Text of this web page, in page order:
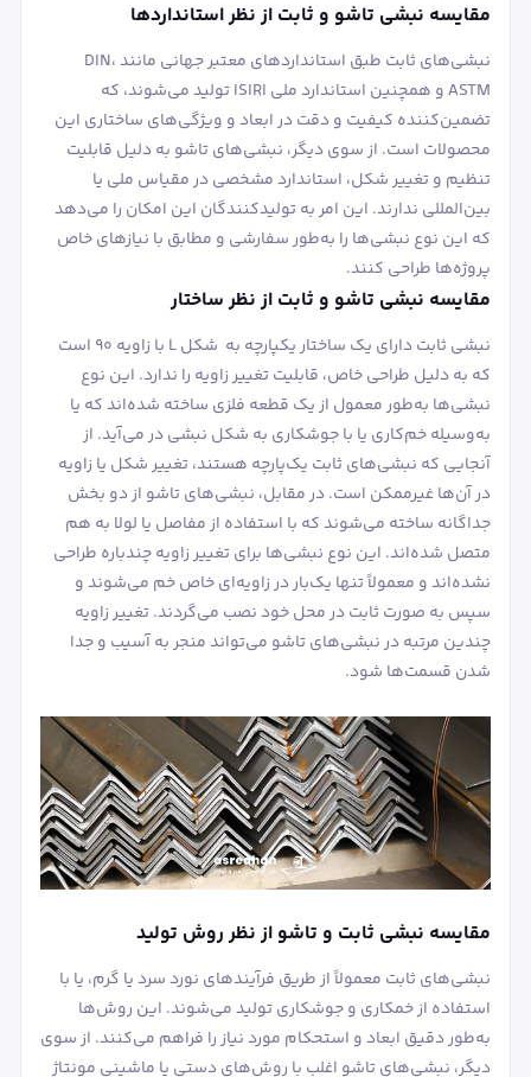
مقایسه نبشی تاشو و ثابت از نظر استانداردها
نبشی‌های ثابت طبق استانداردهای معتبر جهانی مانند DIN،
ASTM و همچنین استاندارد ملی ISIRI تولید می‌شوند، که
تضمین‌کننده کیفیت و دقت در ابعاد و ویژگی‌های ساختاری این
محصولات است. از سوی دیگر، نبشی‌های تاشو به دلیل قابلیت
تنظیم و تغییر شکل، استاندارد مشخصی در مقیاس ملی یا
بین‌المللی ندارند. این امر به تولیدکنندگان این امکان را می‌دهد
که این نوع نبشی‌ها را به‌طور سفارشی و مطابق با نیازهای خاص
پروژه‌ها طراحی کنند.
مقایسه نبشی تاشو و ثابت از نظر ساختار
نبشی ثابت دارای یک ساختار یکپارچه به شکل L با زاویه ۹۰ است
که به دلیل طراحی خاص، قابلیت تغییر زاویه را ندارد. این نوع
نبشی‌ها به‌طور معمول از یک قطعه فلزی ساخته شده‌اند که یا
به‌وسیله خم‌کاری یا با جوشکاری به شکل نبشی در می‌آید. از
آنجایی که نبشی‌های ثابت یک‌پارچه هستند، تغییر شکل یا زاویه
در آن‌ها غیرممکن است. در مقابل، نبشی‌های تاشو از دو بخش
جداگانه ساخته می‌شوند که با استفاده از مفاصل یا لولا به هم
متصل شده‌اند. این نوع نبشی‌ها برای تغییر زاویه چندباره طراحی
نشده‌اند و معمولاً تنها یک‌بار در زاویه‌ای خاص خم می‌شوند و
سپس به صورت ثابت در محل خود نصب می‌گردند. تغییر زاویه
چندین مرتبه در نبشی‌های تاشو می‌تواند منجر به آسیب و جدا
شدن قسمت‌ها شود.
مقایسه نبشی ثابت و تاشو از نظر روش تولید
نبشی‌های ثابت معمولاً از طریق فرآیندهای نورد سرد یا گرم، یا با
استفاده از خمکاری و جوشکاری تولید می‌شوند. این روش‌ها
به‌طور دقیق ابعاد و استحکام مورد نیاز را فراهم می‌کنند. از سوی
دیگر، نبشی‌های تاشو اغلب با روش‌های دستی یا ماشینی مونتاژ